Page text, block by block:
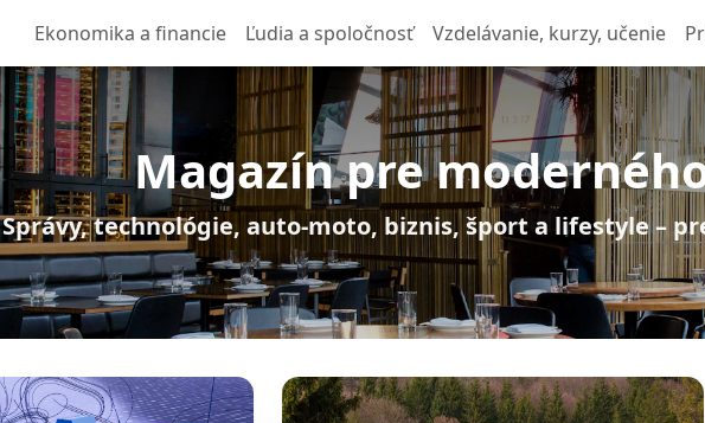
Ekonomika a financie Ľudia a spoločnosť Vzdelávanie, kurzy, učenie
Magazín pre
Správy, technológie, auto-moto, biznis, šport a lifestyle –